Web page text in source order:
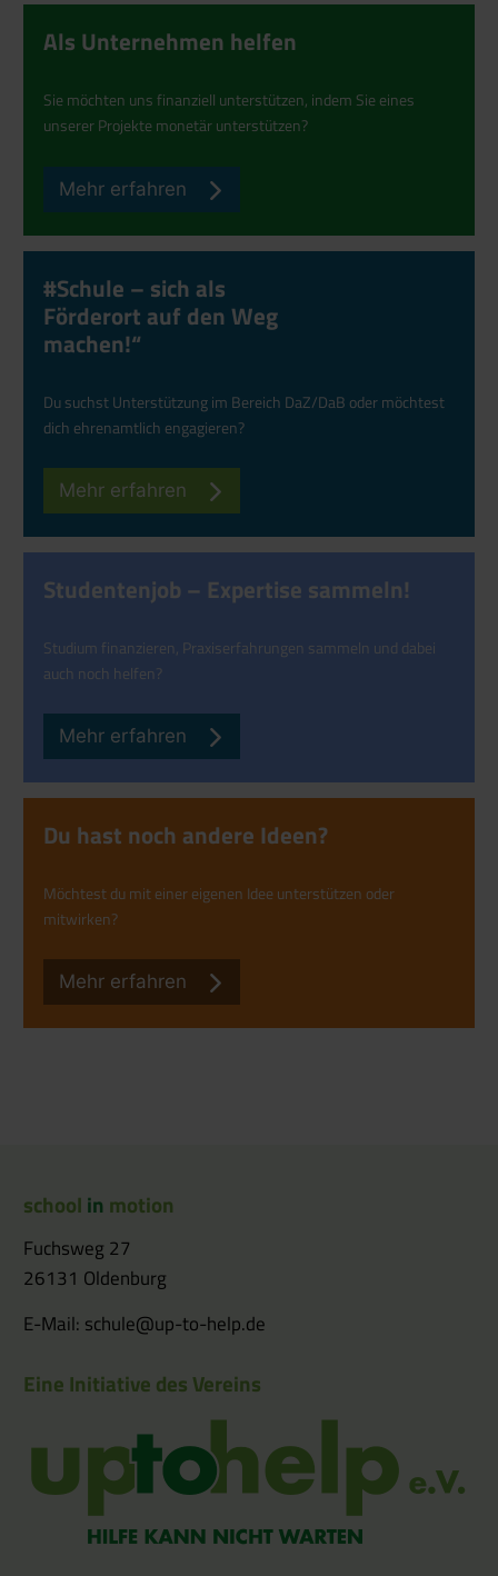
Als Unter­nehmen helfen
Sie möchten uns finanziell unterstützen, indem Sie eines
unserer Projekte monetär unterstützen?
Mehr erfahren
#Schule – sich als
Förderort auf den Weg
machen!“
Du suchst Unterstützung im Bereich DaZ/DaB oder möchtest
dich ehrenamtlich engagieren?
Mehr erfahren
Studenten­job – Expertise sammeln!
Studium finanzieren, Praxis­erfahrungen sammeln und dabei
auch noch helfen?
Mehr erfahren
Du hast noch andere Ideen?
Möchtest du mit einer eigenen Idee unterstützen oder
mitwirken?
Mehr erfahren
school in motion
Fuchsweg 27
26131 Oldenburg
E-Mail: schule@up-to-help.de
Eine Initiative des Vereins